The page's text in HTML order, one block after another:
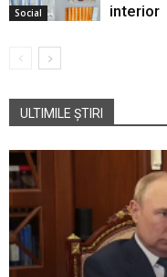
Social
interior
ULTIMILE ȘTIRI